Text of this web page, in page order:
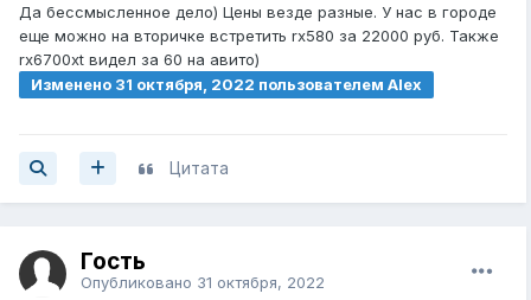
Да бессмысленное дело) Цены везде разные. У нас в городе
еще можно на вторичке встретить rx580 за 22000 руб. Также
rx6700xt видел за 60 на авито)
Изменено 31 октября, 2022 пользователем Alex
Цитата
Гость
Опубликовано 31 октября, 2022